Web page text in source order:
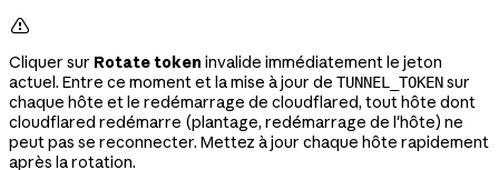

Cliquer sur Rotate token invalide immédiatement le jeton
actuel. Entre ce moment et la mise à jour de TUNNEL_TOKENsur
chaque hôte et le redémarrage de cloudflared, tout hôte dont
cloudflared redémarre (plantage, redémarrage de l'hôte) ne
peut pas se reconnecter. Mettez à jour chaque hôte rapidement
après la rotation.